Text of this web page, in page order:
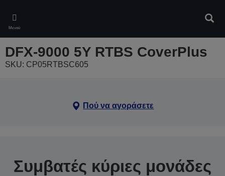
main
content
Μενού
DFX-9000 5Y RTBS CoverPlus
SKU: CP05RTBSC605
Πού να αγοράσετε
Συμβατές κύριες μονάδες